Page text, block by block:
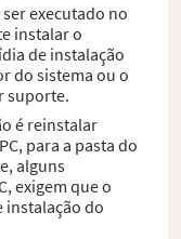
executado no
instalar o
de instalação
do sistema ou o
suporte.
é reinstalar
para a pasta do
alguns
exigem que o
instalação do